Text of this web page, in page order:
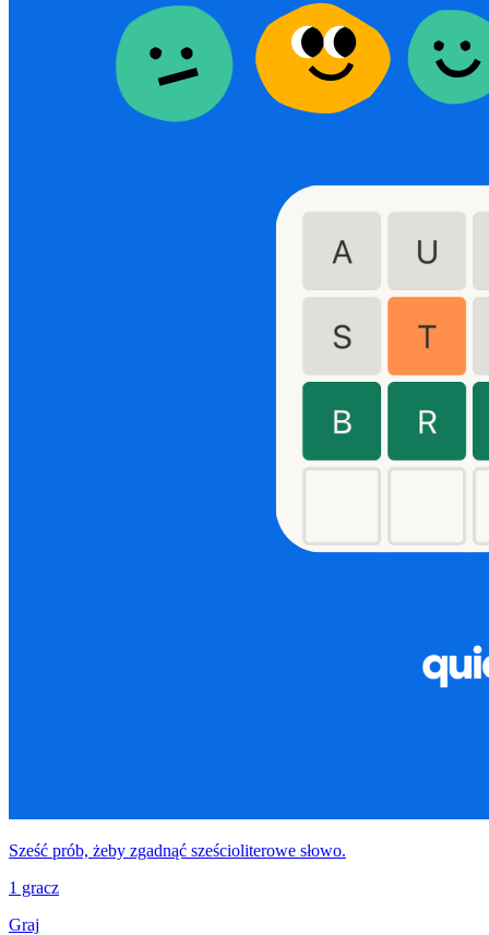
Sześć prób, żeby zgadnąć sześcioliterowe słowo.
1 gracz
Graj